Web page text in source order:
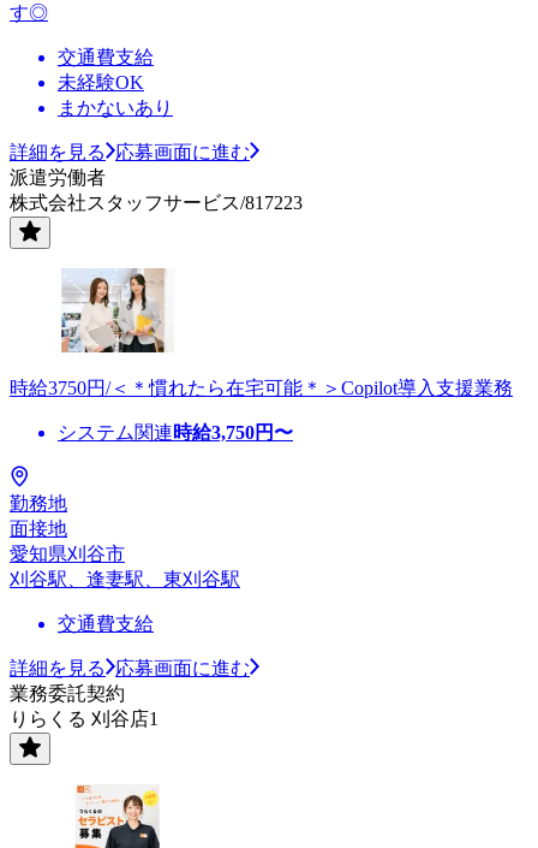
す◎
交通費支給
未経験OK
まかないあり
詳細を見る
応募画面に進む
派遣労働者
株式会社スタッフサービス/817223
時給3750円/＜＊慣れたら在宅可能＊＞Copilot導入支援業務
システム関連時給3,750円〜
勤務地
面接地
愛知県刈谷市
刈谷駅、逢妻駅、東刈谷駅
交通費支給
詳細を見る
応募画面に進む
業務委託契約
りらくる 刈谷店1